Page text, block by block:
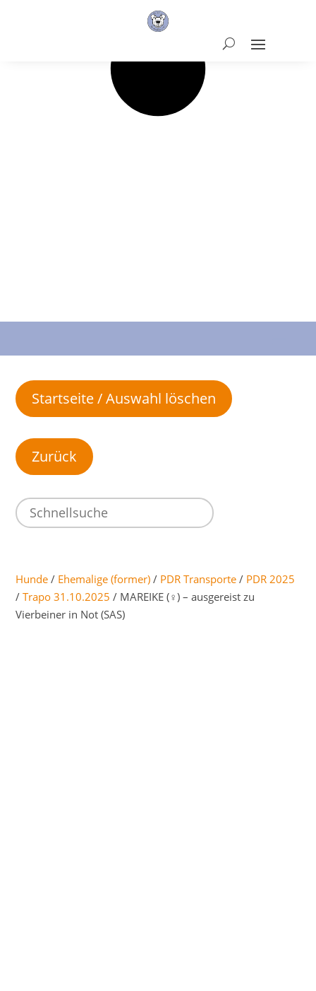
Startseite / Auswahl löschen
Hunde / Ehemalige (former) / PDR Transporte / PDR 2025
/Trapo 31.10.2025 / MAREIKE (♀) – ausgereist zu
Vierbeiner in Not (SAS)